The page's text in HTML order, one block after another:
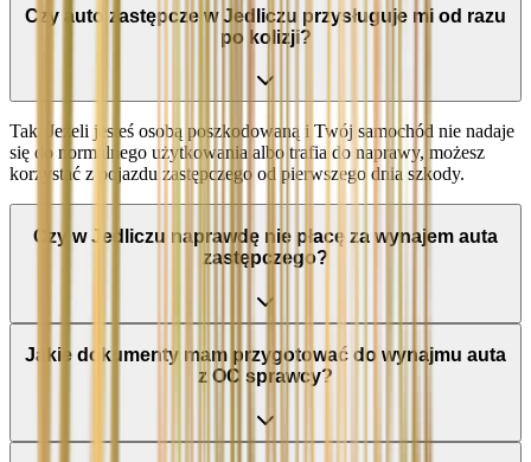
Czy auto zastępcze w Jedliczu przysługuje mi od razu
po kolizji?
Tak. Jeżeli jesteś osobą poszkodowaną i Twój samochód nie nadaje
się do normalnego użytkowania albo trafia do naprawy, możesz
korzystać z pojazdu zastępczego od pierwszego dnia szkody.
Czy w Jedliczu naprawdę nie płacę za wynajem auta
zastępczego?
Jakie dokumenty mam przygotować do wynajmu auta
z OC sprawcy?